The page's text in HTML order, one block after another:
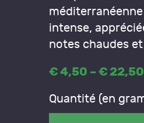
intense,
notes chaudes
€4,50 –€ 22,50
Quantité (en